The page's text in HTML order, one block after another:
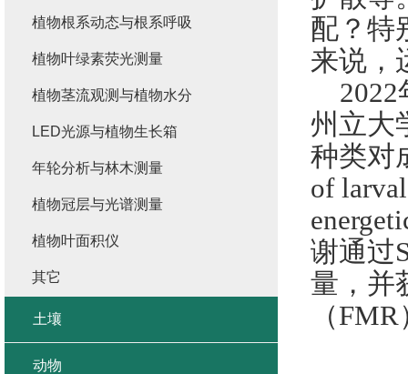
配？特
来说，
2022
州立大
种类对
of
谢通过
量，并
（FMR
植物根系动态与根系呼吸
植物叶绿素荧光测量
植物茎流观测与植物水分
LED光源与植物生长箱
年轮分析与林木测量
植物冠层与光谱测量
植物叶面积仪
其它
土壤
动物